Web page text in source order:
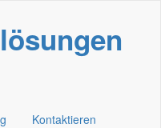
Kontaktieren